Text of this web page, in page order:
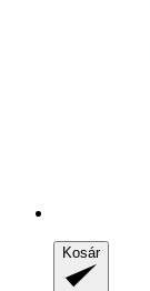
Kosár